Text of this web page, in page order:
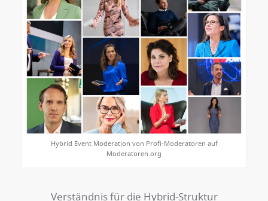
Hybrid Event Moderation von Profi-Moderatoren auf
Moderatoren.org
Verständnis für die Hybrid-Struktur